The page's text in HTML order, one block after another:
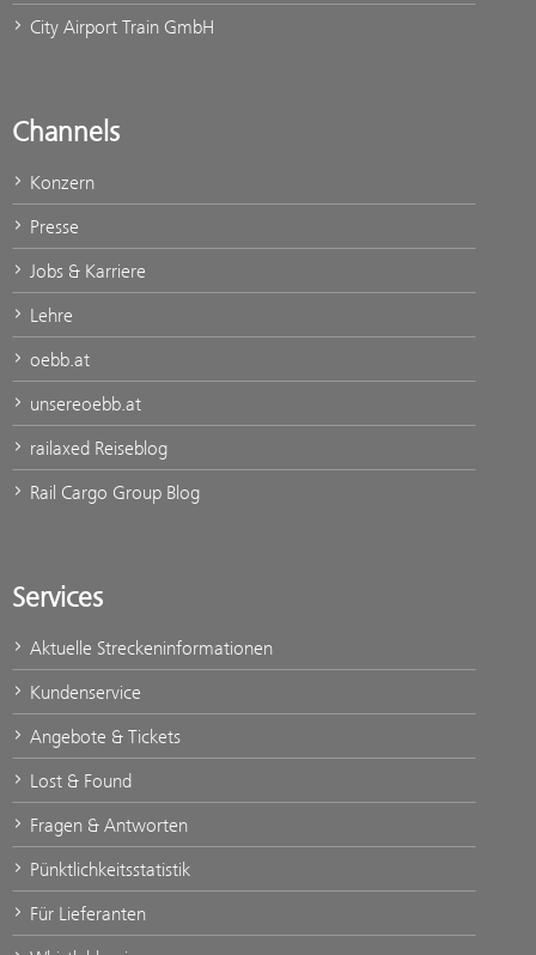
City Airport Train GmbH
Channels
Konzern
Presse
Jobs & Karriere
Lehre
oebb.at
unsereoebb.at
railaxed Reiseblog
Rail Cargo Group Blog
Services
Aktuelle Streckeninformationen
Kundenservice
Angebote & Tickets
Lost & Found
Fragen & Antworten
Pünktlichkeitsstatistik
Für Lieferanten